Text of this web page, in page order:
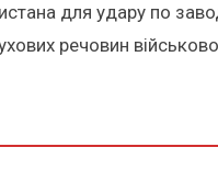
для удару по
речовин